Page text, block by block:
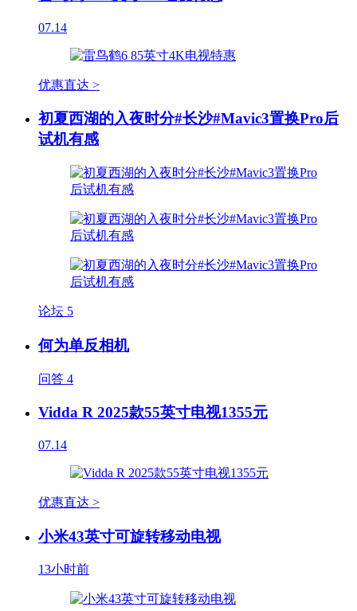
07.14
优惠直达 >
初夏西湖的入夜时分#长沙#Mavic3置换Pro后
试机有感
论坛 5
何为单反相机
问答 4
Vidda R 2025款55英寸电视1355元
07.14
优惠直达 >
小米43英寸可旋转移动电视
13小时前